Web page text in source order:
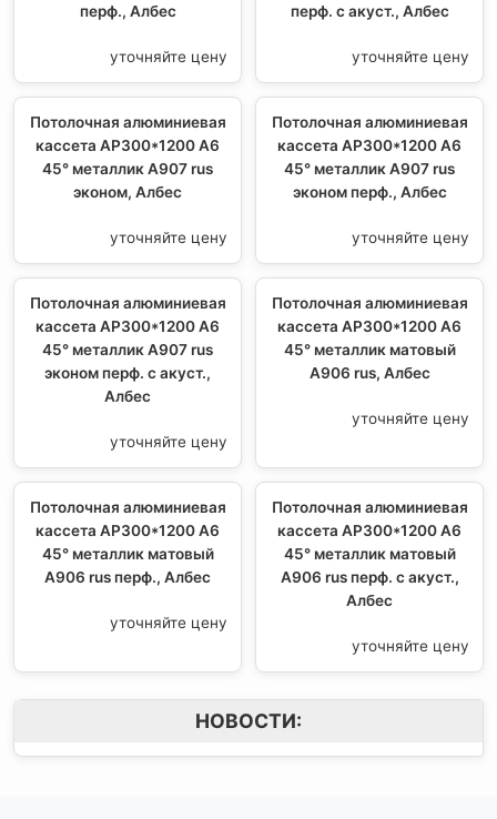
перф., Албес
уточняйте цену
перф. с акуст., Албес
уточняйте цену
Потолочная алюминиевая
кассета AP300*1200 A6
45° металлик А907 rus
эконом, Албес
уточняйте цену
Потолочная алюминиевая
кассета AP300*1200 A6
45° металлик А907 rus
эконом перф., Албес
уточняйте цену
Потолочная алюминиевая
кассета AP300*1200 A6
45° металлик А907 rus
эконом перф. с акуст.,
Албес
уточняйте цену
Потолочная алюминиевая
кассета AP300*1200 A6
45° металлик матовый
А906 rus, Албес
уточняйте цену
Потолочная алюминиевая
кассета AP300*1200 A6
45° металлик матовый
А906 rus перф., Албес
уточняйте цену
Потолочная алюминиевая
кассета AP300*1200 A6
45° металлик матовый
А906 rus перф. с акуст.,
Албес
уточняйте цену
НОВОСТИ: